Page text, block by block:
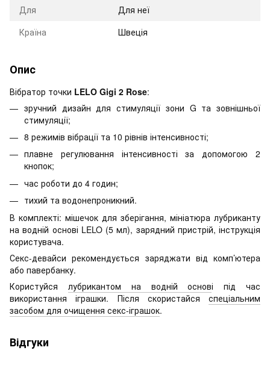
Для
Для неї
Країна
Швеція
Опис
Вібратор точки LELO Gigi 2 Rose:
зручний дизайн для стимуляції зони G та зовнішньої
стимуляції;
8 режимів вібрації та 10 рівнів інтенсивності;
плавне регулювання інтенсивності за допомогою 2
кнопок;
час роботи до 4 годин;
тихий та водонепроникний.
В комплекті: мішечок для зберігання, мініатюра лубриканту
на водній основі LELO (5 мл), зарядний пристрій, інструкція
користувача.
Секс-девайси рекомендується заряджати від комп’ютера
або павербанку.
Користуйся лубрикантом на водній основі під час
використання іграшки. Після скористайся спеціальним
засобом для очищення секс-іграшок.
Відгуки